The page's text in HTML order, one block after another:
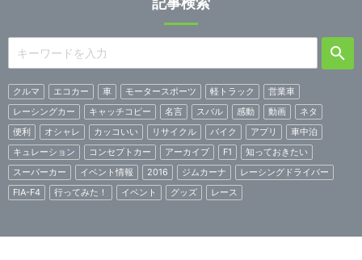
クルマ エコカー 車 モータースポーツ 軽トラック
営業車
レーシングカー
キャッチコピー 名言 スバル 感動 動画
ネタ
便利
オシャレ カッコいい リサイクル バイク アプリ
車中泊
キュレーション
コンセプトカー アーカイブ F1
知っておきたい
スーパーカー
イベント情報 2016 ジムカーナ
レーシングドライバー
FIA-F4
行ってみた！ イベント グッズ レース